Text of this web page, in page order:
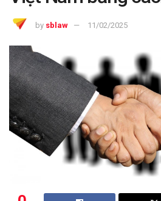
by sblaw 11/02/2025